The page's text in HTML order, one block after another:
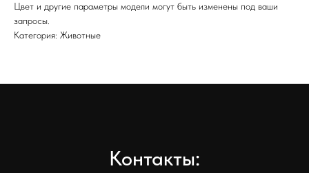
Цвет и другие параметры модели могут быть изменены под ваши
запросы.
Категория: Животные
Контакты: